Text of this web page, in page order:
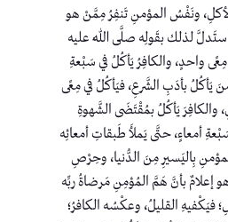
ونَفْسُ المؤمنِ تَنفِرُ مِمَّنْ هو
لذلك بقَولِه صلَّى اللهُ عليه
واحدٍ، والكافِرُ يَأكُلُ في سَبْعةِ
يَأكُلُ بأدَبِ الشَّرعِ، فيَأكُلُ في مِعًى
والكافِرَ يَأكُلُ بمُقْتَضَى الشَّهوةِ
أمعاءٍ، حتَّى يَملأَ طَبقاتِ أمعائِه
بِاليَسيرِ مِنَ الدُّنيا، وحِرْصِ
إعلامٌ بأنَّ هَمَّ المُؤمِنِ مَرضاةُ ربِّه
فيَكْفيهِ القليلُ، وعكْسُه الكافرُ؛